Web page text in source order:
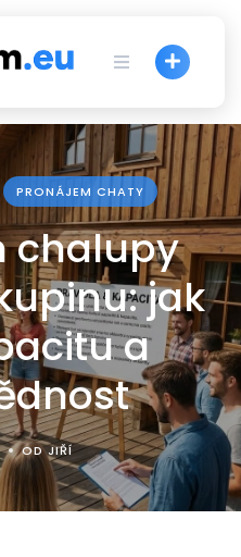
PRONÁJEM CHATY
chalupy
jak
a
OD JIŘÍ